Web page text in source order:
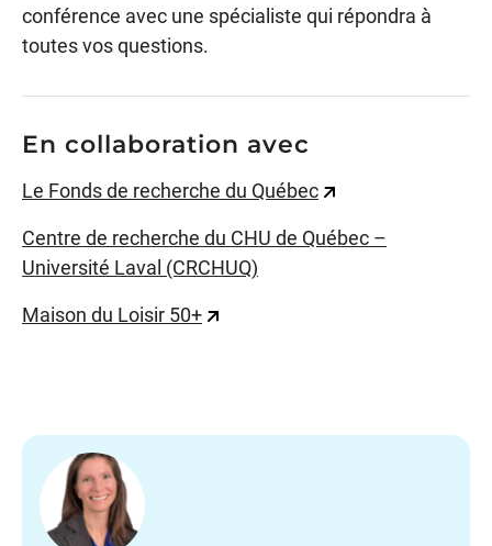
conférence avec une spécialiste qui répondra à
toutes vos questions.
En collaboration avec
Le Fonds de recherche du Québec
Centre de recherche du CHU de Québec –
Université Laval (CRCHUQ)
Maison du Loisir 50+